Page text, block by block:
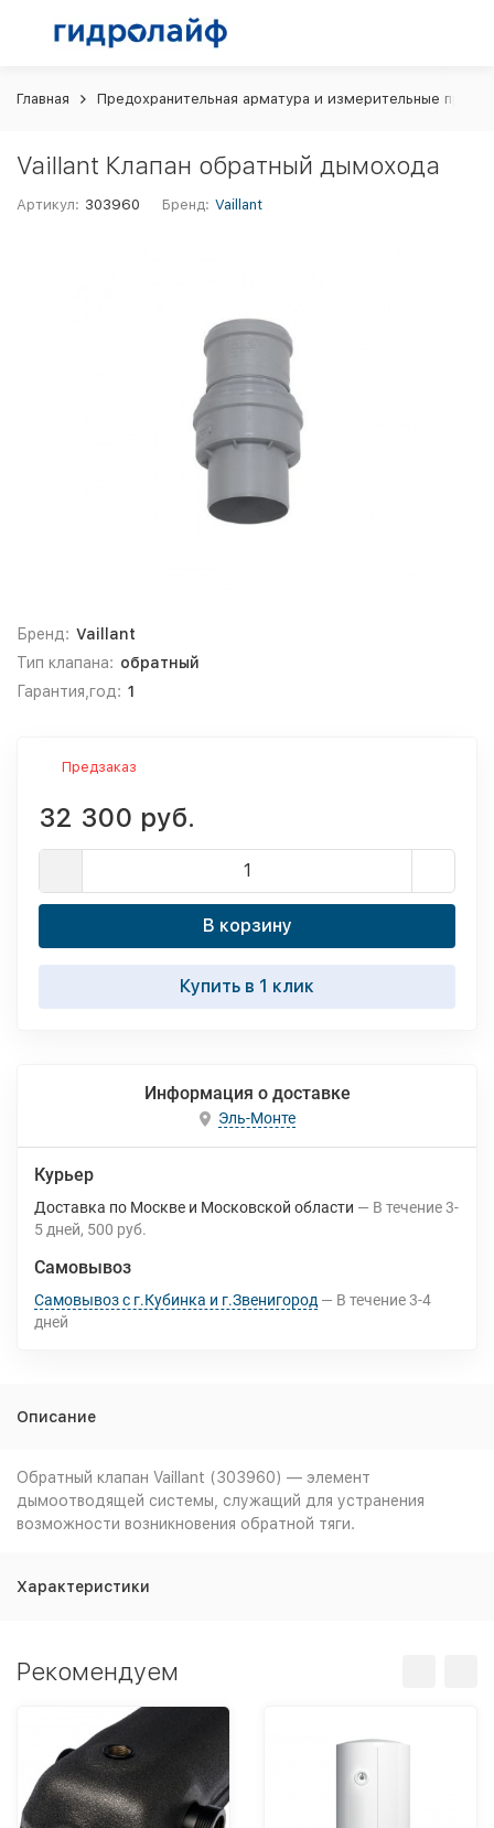
Главная Предохранительная арматура и измерительные
Vaillant Клапан обратный дымохода
Артикул: 303960 Бренд: Vaillant
Бренд: Vaillant
Тип клапана: обратный
Гарантия,год: 1
Предзаказ
32 300 руб.
В корзину
Купить в 1 клик
Информация о доставке
Эль-Монте
Курьер
Доставка по Москве и Московской области В течение3-
5 дней 500 руб.
Самовывоз
Самовывоз с г.Кубинка и г.Звенигород В течение3-4
дней
Описание
Обратный клапан Vaillant (303960) — элемент
дымоотводящей системы, служащий для устранения
возможности возникновения обратной тяги.
Характеристики
Рекомендуем